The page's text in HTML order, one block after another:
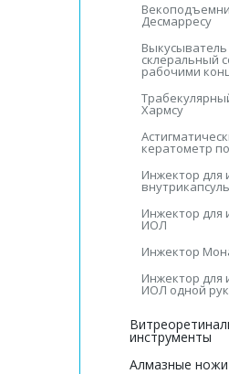
Десмарресу
склеральный
рабочими
Хармсу
кератометр
Инжектор для
Инжектор для
ИОЛ
Инжектор
Инжектор для
ИОЛ одной
инструменты
Алмазные ножи